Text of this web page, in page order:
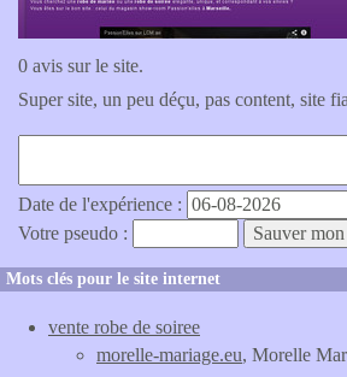
0 avis sur le site.
Super site, un peu déçu, pas content, site
Date de l'expérience :
Votre pseudo :
Mots clés pour le site internet
vente robe de soiree
morelle-mariage.eu, Morelle